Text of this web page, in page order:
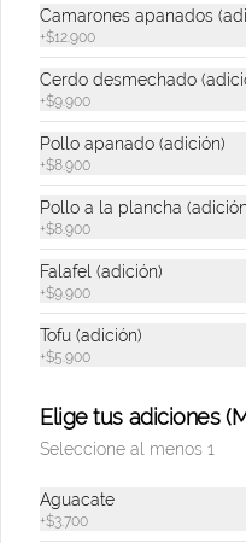
Camarones apanados
+$12.900
Cerdo desmechado
+$9.900
Pollo apanado (adición)
+$8.900
Pollo a la plancha
+$8.900
Falafel (adición)
+$9.900
Tofu (adición)
+$5.900
Elige tus adiciones
Seleccione al menos 1
Aguacate
+$3.700